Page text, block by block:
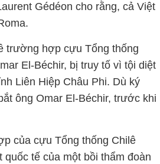
Gédéon cho rằng, cả Việt
trường hợp cựu Tổng thống
El-Béchir, bị truy tố vì tội diệt
Liên Hiệp Châu Phi. Dù ký
ông Omar El-Béchir, trước khi
của cựu Tổng thống Chilê
tế của một bồi thẩm đoàn